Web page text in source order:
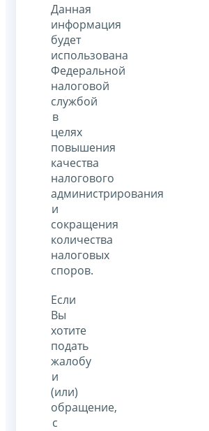
Данная
информация
будет
использована
Федеральной
налоговой
службой
в
целях
повышения
качества
налогового
администрирования
и
сокращения
количества
налоговых
споров.
Если
Вы
хотите
подать
жалобу
и
(или)
обращение,
с